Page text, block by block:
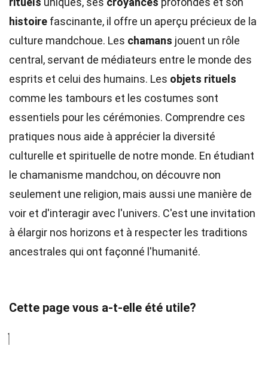
histoire fascinante, il offre un aperçu précieux de la
culture mandchoue. Les chamans jouent un rôle
central, servant de médiateurs entre le monde des
esprits et celui des humains. Les objets rituels
comme les tambours et les costumes sont
essentiels pour les cérémonies. Comprendre ces
pratiques nous aide à apprécier la diversité
culturelle et spirituelle de notre monde. En étudiant
le chamanisme mandchou, on découvre non
seulement une religion, mais aussi une manière de
voir et d'interagir avec l'univers. C'est une invitation
à élargir nos horizons et à respecter les traditions
ancestrales qui ont façonné l'humanité.
Cette page vous a-t-elle été utile?